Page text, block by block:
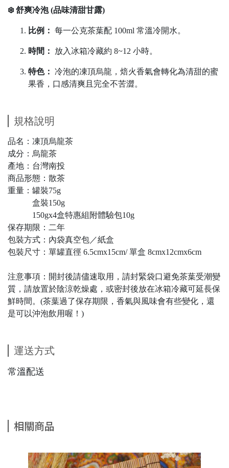
❄️ 舒爽冷泡 (品味清甜甘露)
比例： 每一公克茶葉配 100ml 常溫冷開水。
時間： 放入冰箱冷藏約 8~12 小時。
特色： 冷泡的凍頂烏龍，焙火香氣會轉化為清甜的蜜
果香，口感清爽且完全不苦澀。
規格說明
品名：凍頂烏龍茶
成分：烏龍茶
產地：台灣南投
商品形態：散茶
重量：罐裝75g
盒裝150g
150gx4盒特惠組附體驗包10g
保存期限：二年
包裝方式：內袋真空包／紙盒
包裝尺寸：單罐直徑 6.5cmx15cm/ 單盒 8cmx12cmx6cm
注意事項：開封後請儘速取用，請封緊袋口避免茶葉受潮變
質，請放置於陰涼乾燥處，或密封後放在冰箱冷藏可延長保
鮮時間。(茶葉過了保存期限，香氣與風味會有些變化，還
是可以沖泡飲用喔！)
運送方式
常溫配送
相關商品